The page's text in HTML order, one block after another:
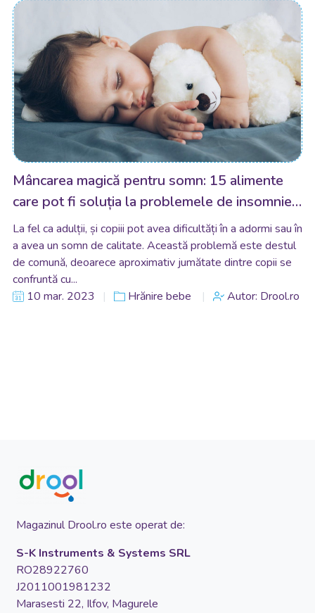
Mâncarea magică pentru somn: 15 alimente
care pot fi soluția la problemele de insomnie
ale copilului tău
La fel ca adulții, și copiii pot avea dificultăți în a adormi sau în
a avea un somn de calitate. Această problemă este destul
de comună, deoarece aproximativ jumătate dintre copii se
confruntă cu...
10 mar. 2023
Hrănire bebe Autor: Drool.ro
Magazinul Drool.ro este operat de:
S-K Instruments & Systems SRL
RO28922760
J2011001981232
Marasesti 22, Ilfov, Magurele